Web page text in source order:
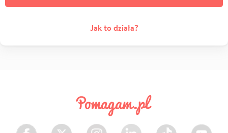
Jak to działa?
Facebook Twitter Instagram LinkedIn TikTok Youtube